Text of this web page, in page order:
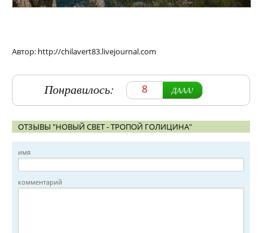
Автор: http://chilavert83.livejournal.com
Понравилось: 8 ДААА!
ОТЗЫВЫ "НОВЫЙ СВЕТ - ТРОПОЙ ГОЛИЦИНА"
имя
комментарий